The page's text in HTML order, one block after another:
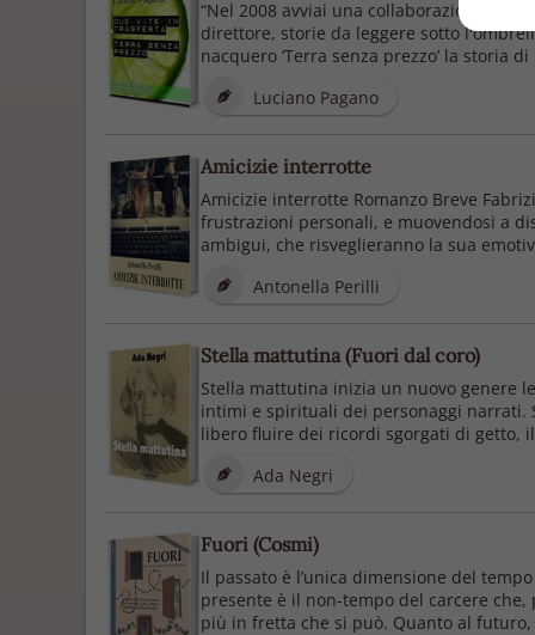
“Nel 2008 avviai una collaborazione col
direttore, storie da leggere sotto
nacquero ‘Terra senza prezzo’ la storia
Luciano Pagano
Amicizie interrotte
Amicizie interrotte Romanzo Breve
frustrazioni personali, e muovendosi a
ambigui, che risveglieranno la sua
Antonella Perilli
Stella mattutina (Fuori dal coro)
Stella mattutina inizia un nuovo genere
intimi e spirituali dei personaggi narrati.
libero fluire dei ricordi sgorgati di getto,
Ada Negri
Fuori (Cosmi)
Il passato è l’unica dimensione del
presente è il non-tempo del carcere
più in fretta che si può. Quanto al futuro,